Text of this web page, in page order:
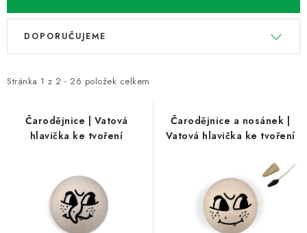
V
i
Stránka 1 z 2 - 26 položek celkem
Ř
e
DOPORUČUJEME
Čarodějnice | Vatová
hlavička ke tvoření
Čarodějnice a nosánek |
Vatová hlavička ke tvoření